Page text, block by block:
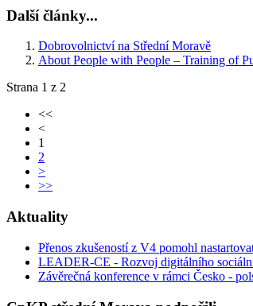
Další články...
Dobrovolnictví na Střední Moravě
About People with People – Training of
Strana 1 z 2
<<
<
1
2
>
>>
Aktuality
Přenos zkušeností z V4 pomohl
LEADER-CE - Rozvoj digitálního
Závěrečná konference v rámci Česko -